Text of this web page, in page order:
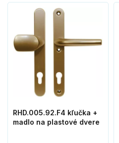
RHD.005.92.F4 kľučka +
madlo na plastové dvere